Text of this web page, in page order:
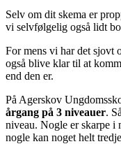
Selv om dit skema er
vi selvfølgelig også lidt
For mens vi har det sjovt
også blive klar til at
end den er.
På Agerskov
årgang på 3 niveauer.
niveau. Nogle er skarpe i
nogle kan noget helt